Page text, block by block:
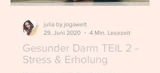
Gesunder Darm TEIL 2 -
Stress & Erholung
julia by jogawelt
29. Juni 2020
4 Min. Lesezeit